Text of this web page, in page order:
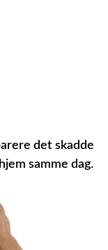
det skadde
samme dag.